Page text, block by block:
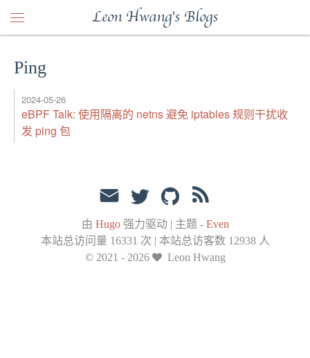
Leon Hwang's Blogs
Ping
2024-05-26
eBPF Talk: 使用隔离的 netns 避免 iptables 规则干扰收
发 ping 包
由 Hugo强力驱动 | 主题 - Even
本站总访问量 16331 次 | 本站总访客数 12938人
© 2021 - 2026
Leon Hwang